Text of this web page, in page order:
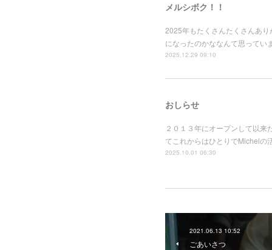
メルシボク！！
2025年もたくさんたくさんあ
になったのかななんて思って
2025.12.29 09:10
おしらせ
２０１３年にオープンして以
てこれからはひとりでMichelの
2025.10.01 06:30
2021.06.13 10:52
ごあいさつ